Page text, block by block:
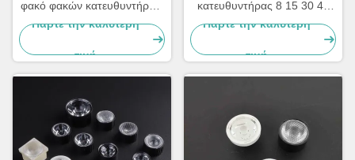
φακό φακών κατευθυντήρων
PMMA 40 βαθμός, μετάδοση
Πάρτε την καλύτερη
τιμή
κατευθυντήρας 8 15 30 45
60 φακός 120 βαθμού με
Πάρτε την καλύτερη
τιμή